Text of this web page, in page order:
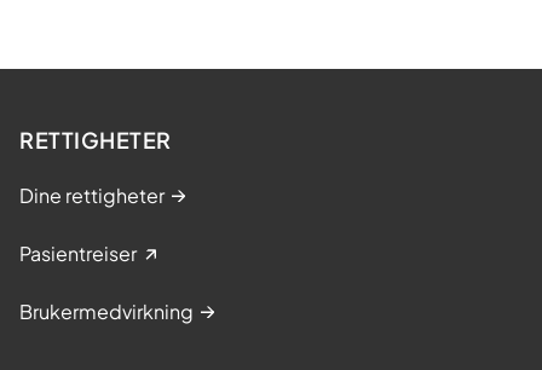
RETTIGHETER
Dine rettigheter
Pasientreiser
Brukermedvirkning